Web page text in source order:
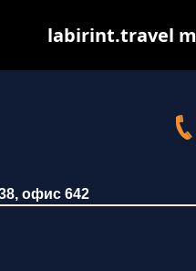
, офис 642
labirint.travel